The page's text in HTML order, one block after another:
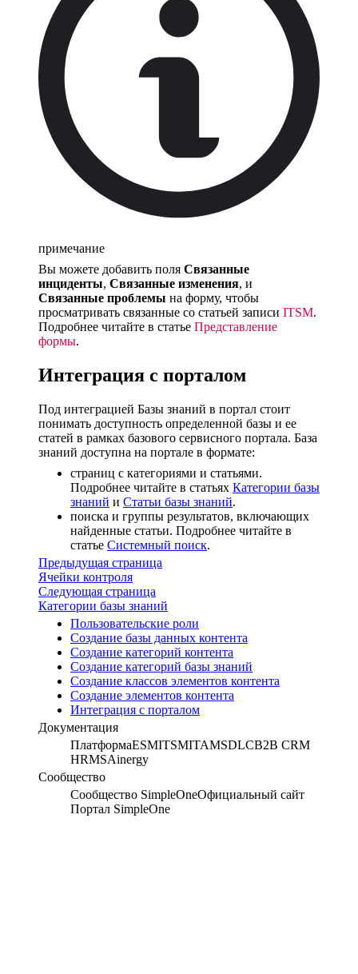
примечание
Вы можете добавить поля Связанные
инциденты, Связанные изменения, и
Связанные проблемы на форму, чтобы
просматривать связанные со статьей записи ITSM.
Подробнее читайте в статье Представление
формы.
Интеграция с порталом
Под интеграцией Базы знаний в портал стоит
понимать доступность определенной базы и ее
статей в рамках базового сервисного портала. База
знаний доступна на портале в формате:
страниц с категориями и статьями.
Подробнее читайте в статьях Категории базы
знаний и Статьи базы знаний.
поиска и группы результатов, включающих
найденные статьи. Подробнее читайте в
статье Системный поиск.
Предыдущая страница
Ячейки контроля
Следующая страница
Категории базы знаний
Пользовательские роли
Создание базы данных контента
Создание категорий контента
Создание категорий базы знаний
Создание классов элементов контента
Создание элементов контента
Интеграция с порталом
Документация
ПлатформаESMITSMITAMSDLCB2B CRM
HRMSAinergy
Сообщество
Сообщество SimpleOneОфициальный сайт
Портал SimpleOne